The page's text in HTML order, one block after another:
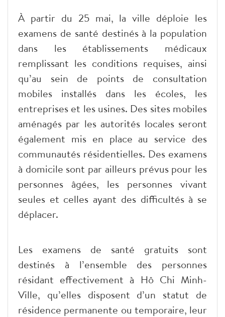
À partir du 25 mai, la ville déploie les
examens de santé destinés à la population
dans les établissements médicaux
remplissant les conditions requises, ainsi
qu’au sein de points de consultation
mobiles installés dans les écoles, les
entreprises et les usines. Des sites mobiles
aménagés par les autorités locales seront
également mis en place au service des
communautés résidentielles. Des examens
à domicile sont par ailleurs prévus pour les
personnes âgées, les personnes vivant
seules et celles ayant des difficultés à se
déplacer.
Les examens de santé gratuits sont
destinés à l’ensemble des personnes
résidant effectivement à Hô Chi Minh-
Ville, qu’elles disposent d’un statut de
résidence permanente ou temporaire, leur